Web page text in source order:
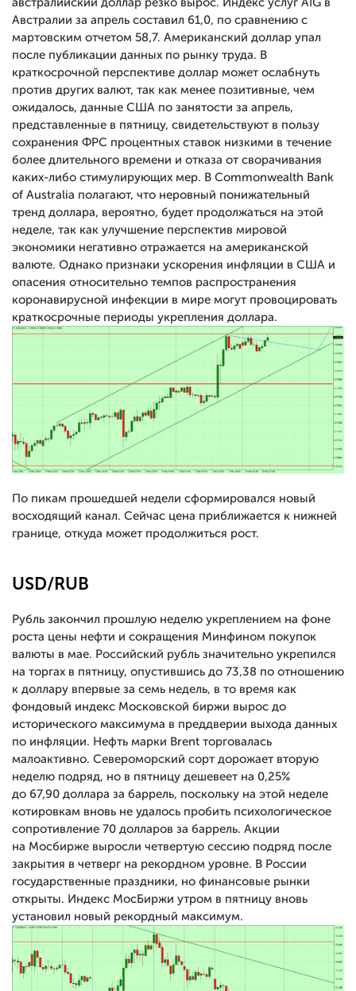
Австралии за апрель составил 61,0, по сравнению с
мартовским отчетом 58,7. Американский доллар упал
после публикации данных по рынку труда. В
краткосрочной перспективе доллар может ослабнуть
против других валют, так как менее позитивные, чем
ожидалось, данные США по занятости за апрель,
представленные в пятницу, свидетельствуют в пользу
сохранения ФРС процентных ставок низкими в течение
более длительного времени и отказа от сворачивания
каких-либо стимулирующих мер. В Commonwealth Bank
of Australia полагают, что неровный понижательный
тренд доллара, вероятно, будет продолжаться на этой
неделе, так как улучшение перспектив мировой
экономики негативно отражается на американской
валюте. Однако признаки ускорения инфляции в США и
опасения относительно темпов распространения
коронавирусной инфекции в мире могут провоцировать
краткосрочные периоды укрепления доллара.
По пикам прошедшей недели сформировался новый
восходящий канал. Сейчас цена приближается к нижней
границе, откуда может продолжиться рост.
USD/RUB
Рубль закончил прошлую неделю укреплением на фоне
роста цены нефти и сокращения Минфином покупок
валюты в мае. Российский рубль значительно укрепился
на торгах в пятницу, опустившись до 73,38 по отношению
к доллару впервые за семь недель, в то время как
фондовый индекс Московской биржи вырос до
исторического максимума в преддверии выхода данных
по инфляции. Нефть марки Brent торговалась
малоактивно. Североморский сорт дорожает вторую
неделю подряд, но в пятницу дешевеет на 0,25%
до 67,90 доллара за баррель, поскольку на этой неделе
котировкам вновь не удалось пробить психологическое
сопротивление 70 долларов за баррель. Акции
на Мосбирже выросли четвертую сессию подряд после
закрытия в четверг на рекордном уровне. В России
государственные праздники, но финансовые рынки
открыты. Индекс МосБиржи утром в пятницу вновь
установил новый рекордный максимум.